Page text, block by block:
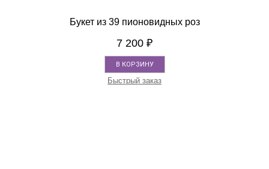
Букет из 39 пионовидных роз
7 200 ₽
В КОРЗИНУ
Быстрый заказ